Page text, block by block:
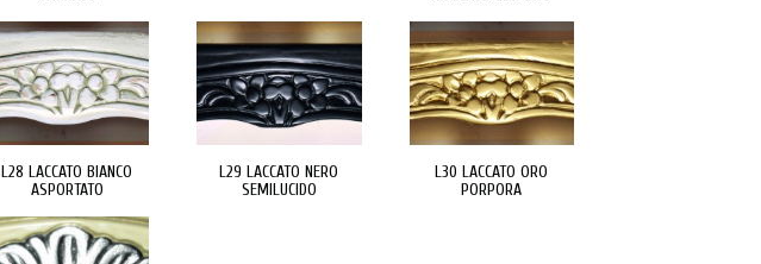
L28 LACCATO BIANCO
ASPORTATO
L29 LACCATO NERO
SEMILUCIDO
L30 LACCATO ORO
PORPORA